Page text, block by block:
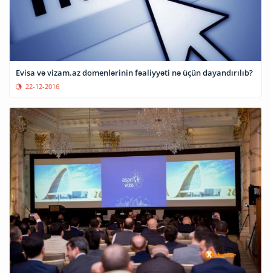
Evisa və vizam.az domenlərinin fəaliyyəti nə üçün dayandırılıb?
22-12-2016